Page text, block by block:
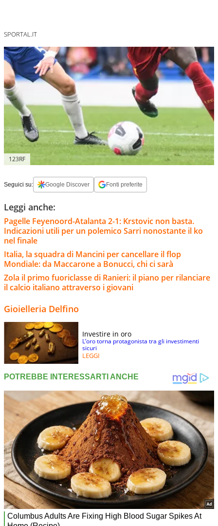
SPORTAL.IT
123RF
Seguici su: Google Discover Fonti preferite
Leggi anche:
Pagelle Feyenoord-Atalanta 2-1: Krstovic non basta.
Indicazioni utili per un polemico Sarri nonostante il ko
nel finale
Italia, la squadra di Mancini per cancellare il flop
Mondiale: da Maccarone a Bonucci, chi ci sarà
Zola il primo fuoriclasse di Ranieri: il piano per rilanciare
il calcio italiano attraverso i giovani
Gioielleria Delfino
Investire in oro
L’oro torna protagonista tra gli investimenti
sicuri
LEGGI